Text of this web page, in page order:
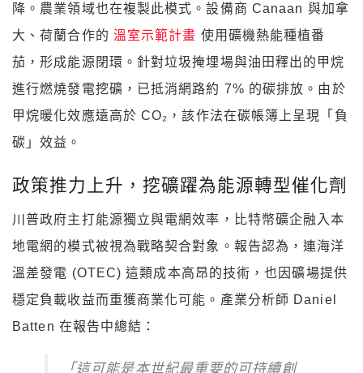
降。農業領域也在複製此模式。設備商 Canaan 與加拿
大、荷蘭合作的 溫室示範計畫 使用礦機熱能種植番
茄，形成能源閉環。針對垃圾掩埋場與油田釋出的甲烷
進行燃燒發電挖礦，已抵消網路約 7% 的碳排放。由於
甲烷暖化效應遠高於 CO₂，該作法在碳帳簿上呈現「負
碳」效益。
政策推力上升，挖礦躍為能源轉型催化劑
川普政府主打能源獨立與電網效率，比特幣礦企融入本
地電網的模式被視為戰略契合對象。報告認為，連海洋
溫差發電 (OTEC) 這類成本高昂的技術，也因礦場提供
穩定負載收益而重獲商業化可能。產業分析師 Daniel
Batten 在報告中總結：
「這可能是本世紀最重要的可持續創